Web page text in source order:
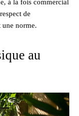
à la fois commercial
de
une norme.
au